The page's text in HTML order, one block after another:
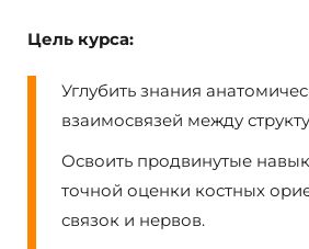
Цель курса:
Углубить знания
взаимосвязей между
Освоить продвинутые
точной оценки костных
связок и нервов.